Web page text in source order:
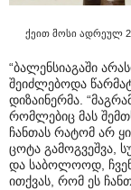
ქეით მოსი ადრეულ
“ბალენსიაგაში
შეიძლებოდა
დიზაინერმა.
რომლებიც მას
ჩანთას რატომ არ
ცოტა გამოგვეშვა,
და საბოლოოდ,
ითქვას, რომ ეს